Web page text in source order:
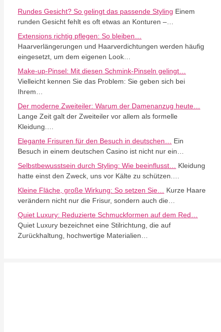
Rundes Gesicht? So gelingt das passende Styling Einem
runden Gesicht fehlt es oft etwas an Konturen –…
Extensions richtig pflegen: So bleiben…
Haarverlängerungen und Haarverdichtungen werden häufig
eingesetzt, um dem eigenen Look…
Make-up-Pinsel: Mit diesen Schmink-Pinseln gelingt…
Vielleicht kennen Sie das Problem: Sie geben sich bei
Ihrem…
Der moderne Zweiteiler: Warum der Damenanzug heute…
Lange Zeit galt der Zweiteiler vor allem als formelle
Kleidung.…
Elegante Frisuren für den Besuch in deutschen…
Ein
Besuch in einem deutschen Casino ist nicht nur ein…
Selbstbewusstsein durch Styling: Wie beeinflusst…
Kleidung
hatte einst den Zweck, uns vor Kälte zu schützen.…
Kleine Fläche, große Wirkung: So setzen Sie…
Kurze Haare
verändern nicht nur die Frisur, sondern auch die…
Quiet Luxury: Reduzierte Schmuckformen auf dem Red…
Quiet Luxury bezeichnet eine Stilrichtung, die auf
Zurückhaltung, hochwertige Materialien…